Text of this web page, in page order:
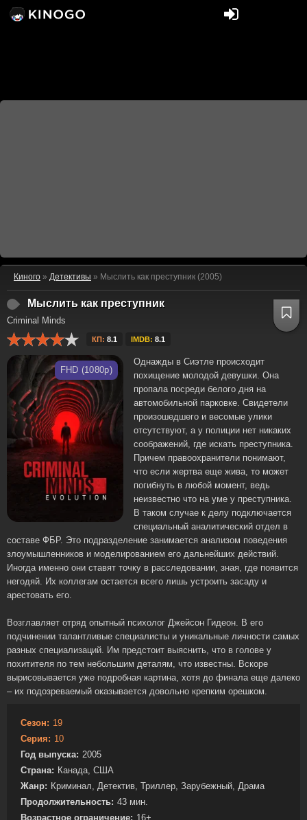
Киного » Детективы » Мыслить как преступник (2005)
Мыслить как преступник
Criminal Minds
КП: 8.1 IMDB: 8.1
FHD (1080p)
Однажды в Сиэтле происходит
похищение молодой девушки. Она
пропала посреди белого дня на
автомобильной парковке. Свидетели
произошедшего и весомые улики
отсутствуют, а у полиции нет никаких
соображений, где искать преступника.
Причем правоохранители понимают,
что если жертва еще жива, то может
погибнуть в любой момент, ведь
неизвестно что на уме у преступника.
В таком случае к делу подключается
специальный аналитический отдел в
составе ФБР. Это подразделение занимается анализом поведения
злоумышленников и моделированием его дальнейших действий.
Иногда именно они ставят точку в расследовании, зная, где появится
негодяй. Их коллегам остается всего лишь устроить засаду и
арестовать его.
Возглавляет отряд опытный психолог Джейсон Гидеон. В его
подчинении талантливые специалисты и уникальные личности самых
разных специализаций. Им предстоит выяснить, что в голове у
похитителя по тем небольшим деталям, что известны. Вскоре
вырисовывается уже подробная картина, хотя до финала еще далеко
– их подозреваемый оказывается довольно крепким орешком.
Сезон: 19
Серия: 10
Год выпуска: 2005
Страна: Канада, США
Жанр: Криминал, Детектив, Триллер, Зарубежный, Драма
Продолжительность: 43 мин.
Возрастное ограничение: 16+